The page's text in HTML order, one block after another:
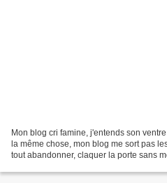
Mon blog cri famine, j'entends son
la même chose, mon blog me sort pas
tout abandonner, claquer la porte sans